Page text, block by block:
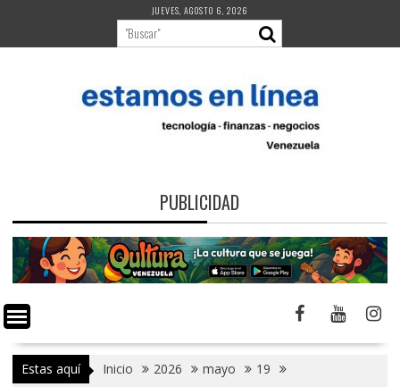
contenido
JUEVES, AGOSTO 6, 2026
PUBLICIDAD
Estas aquí Inicio 2026 mayo
19